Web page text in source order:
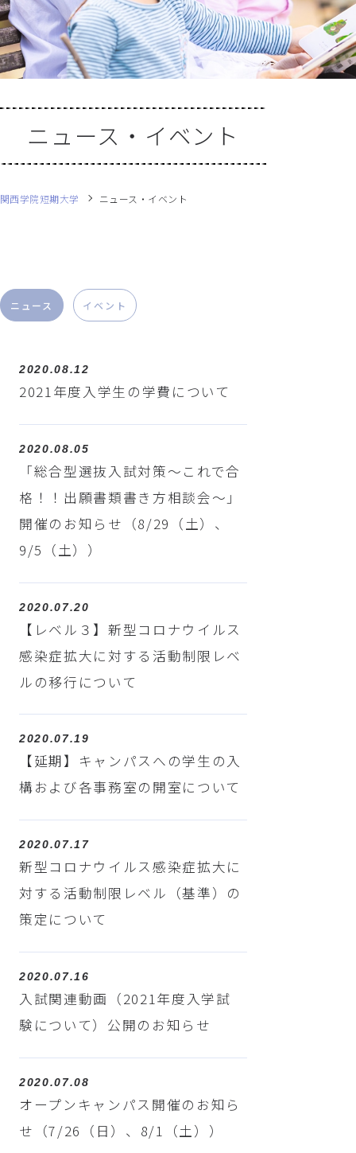
ニュース・イベント
関西学院短期大学 ニュース・イベント
ニュース イベント
2020.08.12
2021年度入学生の学費について
2020.08.05
「総合型選抜入試対策～これで合
格！！出願書類書き方相談会～」
開催のお知らせ（8/29（土）、
9/5（土））
2020.07.20
【レベル３】新型コロナウイルス
感染症拡大に対する活動制限レベ
ルの移行について
2020.07.19
【延期】キャンパスへの学生の入
構および各事務室の開室について
2020.07.17
新型コロナウイルス感染症拡大に
対する活動制限レベル（基準）の
策定について
2020.07.16
入試関連動画（2021年度入学試
験について）公開のお知らせ
2020.07.08
オープンキャンパス開催のお知ら
せ（7/26（日）、8/1（土））